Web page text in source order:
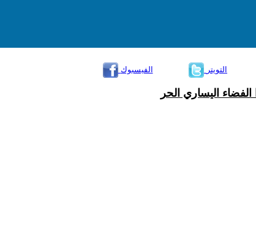
الفيسبوك
التويتر
اليساري الحر